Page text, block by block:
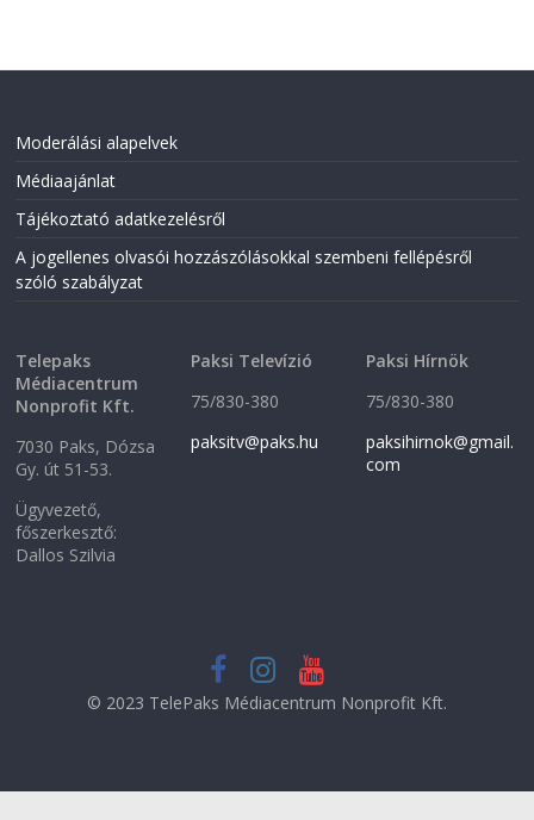
Moderálási alapelvek
Médiaajánlat
Tájékoztató adatkezelésről
A jogellenes olvasói hozzászólásokkal szembeni fellépésről
szóló szabályzat
Telepaks
Médiacentrum
Nonprofit Kft.
7030 Paks, Dózsa
Gy. út 51-53.
Ügyvezető,
főszerkesztő:
Dallos Szilvia
Paksi Televízió
75/830-380
paksitv@paks.hu
Paksi Hírnök
75/830-380
paksihirnok@gmail.
com
© 2023 TelePaks Médiacentrum Nonprofit Kft.